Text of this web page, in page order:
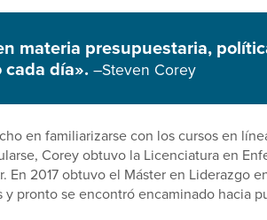
materia presupuestaria,
día». –Steven Corey
en familiarizarse con los cursos en
Corey obtuvo la Licenciatura en
En 2017 obtuvo el Máster en Liderazgo
y pronto se encontró encaminado hacia